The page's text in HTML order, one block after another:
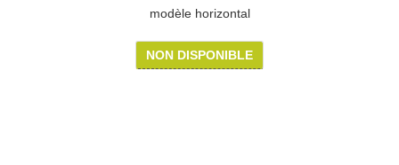
modèle horizontal
NON DISPONIBLE